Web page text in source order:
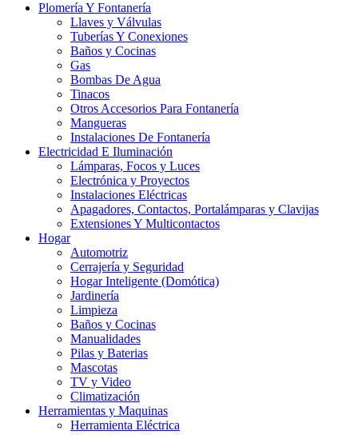
Plomería Y Fontanería
Llaves y Válvulas
Tuberías Y Conexiones
Baños y Cocinas
Gas
Bombas De Agua
Tinacos
Otros Accesorios Para Fontanería
Mangueras
Instalaciones De Fontanería
Electricidad E Iluminación
Lámparas, Focos y Luces
Electrónica y Proyectos
Instalaciones Eléctricas
Apagadores, Contactos, Portalámparas y Clavijas
Extensiones Y Multicontactos
Hogar
Automotriz
Cerrajería y Seguridad
Hogar Inteligente (Domótica)
Jardinería
Limpieza
Baños y Cocinas
Manualidades
Pilas y Baterias
Mascotas
TV y Video
Climatización
Herramientas y Maquinas
Herramienta Eléctrica